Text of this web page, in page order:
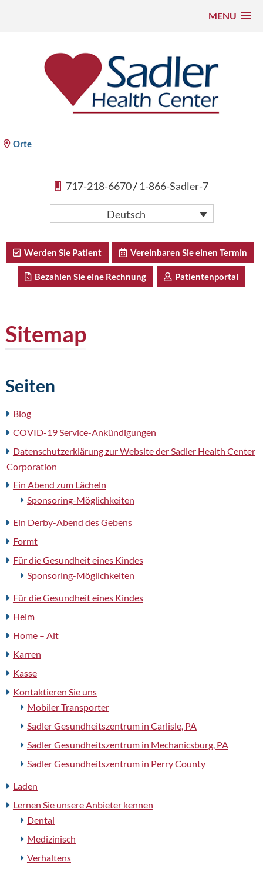
MENU
Orte
717-218-6670/ 1-866-Sadler-7
Deutsch
Werden Sie Patient Vereinbaren Sie einen Termin
Bezahlen Sie eine Rechnung Patientenportal
Sitemap
Seiten
Blog
COVID-19 Service-Ankündigungen
Datenschutzerklärung zur Website der Sadler Health Center
Corporation
Ein Abend zum Lächeln
Sponsoring-Möglichkeiten
Ein Derby-Abend des Gebens
Formt
Für die Gesundheit eines Kindes
Sponsoring-Möglichkeiten
Für die Gesundheit eines Kindes
Heim
Home – Alt
Karren
Kasse
Kontaktieren Sie uns
Mobiler Transporter
Sadler Gesundheitszentrum in Carlisle, PA
Sadler Gesundheitszentrum in Mechanicsburg, PA
Sadler Gesundheitszentrum in Perry County
Laden
Lernen Sie unsere Anbieter kennen
Dental
Medizinisch
Verhaltens